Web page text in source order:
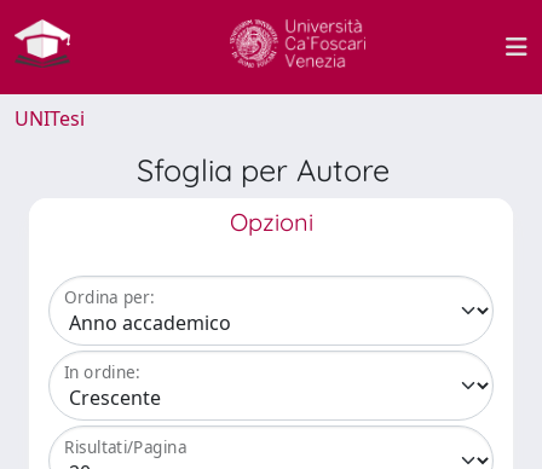
UNITesi
Sfoglia per Autore
Opzioni
Ordina per:
In ordine:
Risultati/Pagina